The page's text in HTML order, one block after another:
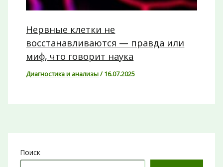
Нервные клетки не
восстанавливаются — правда или
миф, что говорит наука
Диагностика и анализы/ 16.07.2025
Поиск